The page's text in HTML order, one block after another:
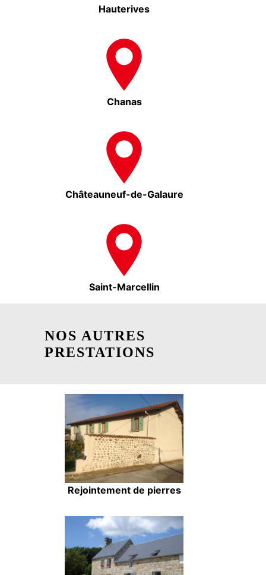
Hauterives
Chanas
Châteauneuf-de-Galaure
Saint-Marcellin
NOS AUTRES
PRESTATIONS
Rejointement de pierres